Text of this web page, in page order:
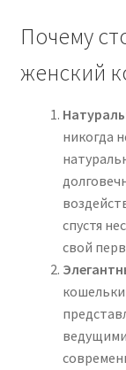
Почему
женский
никогда
спустя
свой